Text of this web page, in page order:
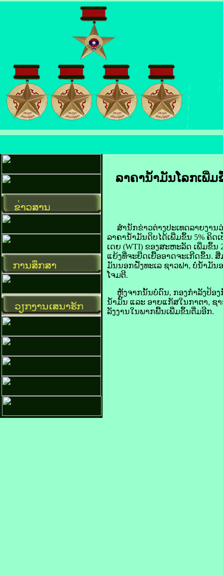
ລາຄາ​ນ້ຳມັນ​ໂລກ​ເພີ່
ສໍານັກ​ຂ່າວຕ່າງປະເທດລາຍ​ງານ​
ລາຄາ​ນ້ຳມັນ​ດິບ​ໄດ້​ເພີ່ມ​ຂຶ້ນ 5% ຄິດ​
ເດຍ (WTI) ຂອງ​ສະຫະລັດ ເພີ່ມ​ຂຶ້ນ
ແຍ້ງ​ທີ່​ຈະ​ຍືດ​ເຍື້ອ​ອາດ​ຈະ​ເກີດ​ຂຶ້ນ.
ມັນ​ນອກ​ຝັ່ງ​ທະເລ ຊາວຟາ, ບໍ່​ນ້ຳມັນ​
ໂຈມ​ຕີ.
ຫຼັງ​ຈາກ​ນັ້ນ​ບໍ່​ດົນ, ກອງ​ກຳລັງ​ປ້ອງ​
ນ້ຳມັນ ແລະ ອາຍ​ແກັສ​ໃນ​ກາ​ຕາ, ຊ
ລັງງານ​ໃນ​ພາກ​ພື້ນ​ເພີ່ມ​ຂຶ້ນ​ຕື່ມ​ອີກ.